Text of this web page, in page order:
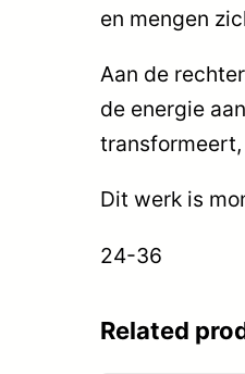
en mengen
Aan de
de energie
Dit werk is
24-36
Related